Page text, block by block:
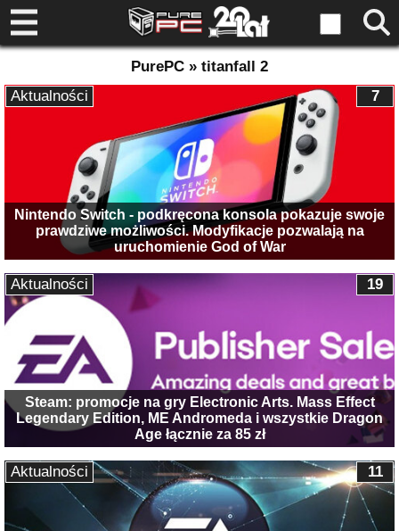
PurePC » titanfall 2
Nintendo Switch - podkręcona konsola pokazuje swoje
prawdziwe możliwości. Modyfikacje pozwalają na
uruchomienie God of War
7
Aktualności
Steam: promocje na gry Electronic Arts. Mass Effect
Legendary Edition, ME Andromeda i wszystkie Dragon
Age łącznie za 85 zł
19
Aktualności
11
Aktualności